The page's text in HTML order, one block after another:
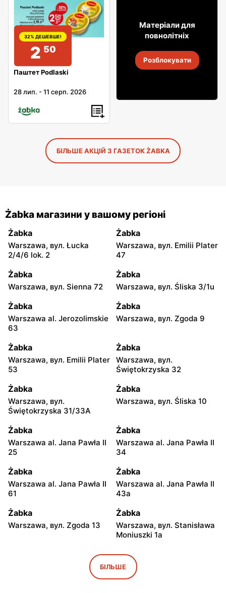
32% ДЕШЕВШЕ!
2 50
Паштет Podlaski
28 лип. -11 серп. 2026
2999
18 серп. 2026
Матеріали для
повнолітніх
Розблокувати
БІЛЬШЕ АКЦІЙ З ГАЗЕТОК ŻABKA
Żabka магазини у вашому регіоні
Żabka
Warszawa, вул. Łucka
2/4/6 lok. 2
Żabka
Warszawa, вул. Emilii Plater
47
Żabka
Warszawa, вул. Sienna 72
Żabka
Warszawa, вул. Śliska 3/1u
Żabka
Warszawa al. Jerozolimskie
63
Żabka
Warszawa, вул. Zgoda 9
Żabka
Warszawa, вул. Emilii Plater
53
Żabka
Warszawa, вул.
Świętokrzyska 32
Żabka
Warszawa, вул.
Świętokrzyska 31/33A
Żabka
Warszawa, вул. Śliska 10
Żabka
Warszawa al. Jana Pawła II
25
Żabka
Warszawa al. Jana Pawła II
34
Żabka
Warszawa al. Jana Pawła II
61
Żabka
Warszawa al. Jana Pawła II
43a
Żabka
Warszawa, вул. Zgoda 13
Żabka
Warszawa, вул. Stanisława
Moniuszki 1a
Świętokrzyska 0 Stacja
Żabka
Warszawa, вул.
Grzybowska 5
БІЛЬШЕ